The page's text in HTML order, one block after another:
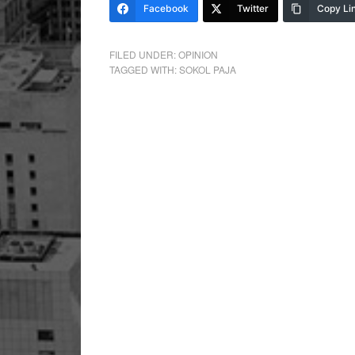
Facebook Twitter Copy
FILED UNDER:OPINION
TAGGED WITH:SOKOL PAJA